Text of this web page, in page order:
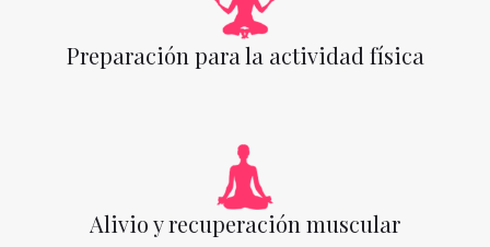
Preparación para la actividad física
Alivio y recuperación muscular